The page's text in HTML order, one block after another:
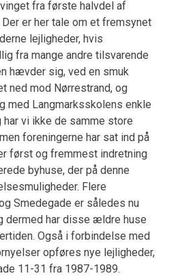
fra første halvdel af
er her tale om et fremsynet
lejligheder, hvis
fra mange andre tilsvarende
hævder sig, ved en smuk
ned mod Nørrestrand, og
med Langmarksskolens enkle
vi ikke de samme store
foreningerne har sat ind på
først og fremmest indretning
byhuse, der på denne
Flere
Smedegade er således nu
dermed har disse ældre huse
Også i forbindelse med
opføres nye lejligheder,
11-31 fra 1987-1989.